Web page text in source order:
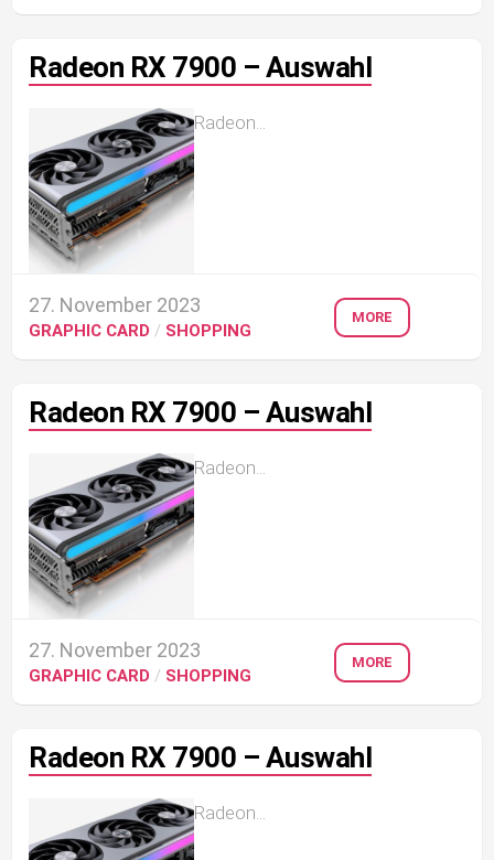
Radeon RX 7900 – Auswahl
Radeon...
27. November 2023
GRAPHIC CARD / SHOPPING
MORE
Radeon RX 7900 – Auswahl
Radeon...
27. November 2023
GRAPHIC CARD / SHOPPING
MORE
Radeon RX 7900 – Auswahl
Radeon...